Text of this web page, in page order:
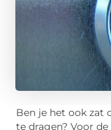
Ben je het ook zat
te dragen? Voor